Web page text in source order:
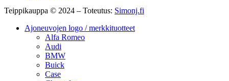
Teippikauppa © 2024 – Toteutus: Simonj.fi
Ajoneuvojen logo / merkkituotteet
Alfa Romeo
Audi
BMW
Buick
Case